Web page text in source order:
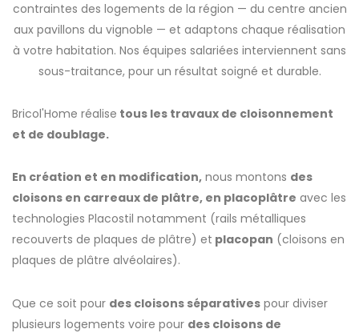
contraintes des logements de la région — du centre ancien
aux pavillons du vignoble — et adaptons chaque réalisation
à votre habitation. Nos équipes salariées interviennent sans
sous-traitance, pour un résultat soigné et durable.
Bricol'Home réalise tous les travaux de cloisonnement
et de doublage.
En création et en modification, nous montons des
cloisons en carreaux de plâtre, en placoplâtre avec les
technologies Placostil notamment (rails métalliques
recouverts de plaques de plâtre) et placopan (cloisons en
plaques de plâtre alvéolaires).
Que ce soit pour des cloisons séparatives pour diviser
plusieurs logements voire pour des cloisons de